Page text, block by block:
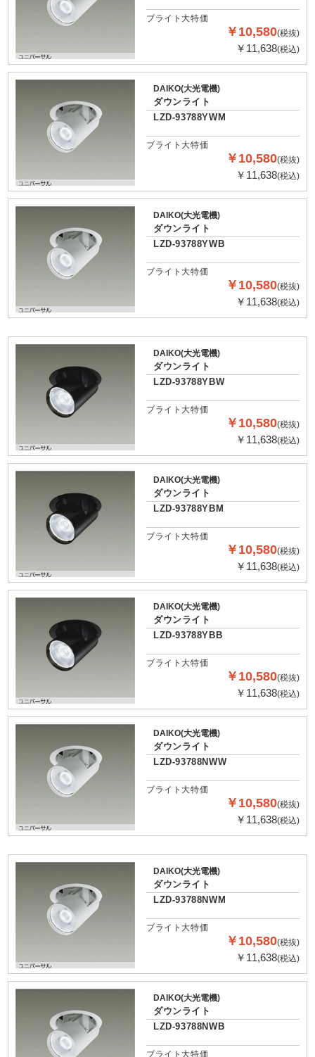
ブライト大特価
￥10,580(税抜)
￥11,638(税込)
DAIKO(大光電機)
ダウンライト
LZD-93788YWM
ブライト大特価
￥10,580(税抜)
￥11,638(税込)
DAIKO(大光電機)
ダウンライト
LZD-93788YWB
ブライト大特価
￥10,580(税抜)
￥11,638(税込)
DAIKO(大光電機)
ダウンライト
LZD-93788YBW
ブライト大特価
￥10,580(税抜)
￥11,638(税込)
DAIKO(大光電機)
ダウンライト
LZD-93788YBM
ブライト大特価
￥10,580(税抜)
￥11,638(税込)
DAIKO(大光電機)
ダウンライト
LZD-93788YBB
ブライト大特価
￥10,580(税抜)
￥11,638(税込)
DAIKO(大光電機)
ダウンライト
LZD-93788NWW
ブライト大特価
￥10,580(税抜)
￥11,638(税込)
DAIKO(大光電機)
ダウンライト
LZD-93788NWM
ブライト大特価
￥10,580(税抜)
￥11,638(税込)
DAIKO(大光電機)
ダウンライト
LZD-93788NWB
ブライト大特価